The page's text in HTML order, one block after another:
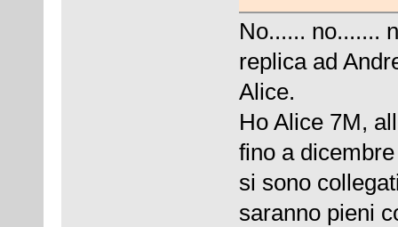
No...... no.......
replica ad
Alice.
Ho Alice 7M,
fino a
si sono
saranno pieni